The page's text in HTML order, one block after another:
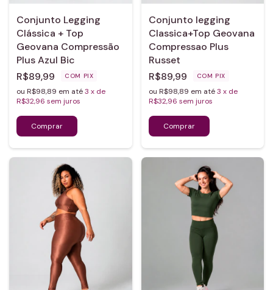
Conjunto Legging
Clássica + Top
Geovana Compressão
Plus Azul Bic
R$89,99
COM PIX
ou R$98,89 em até3 x de
R$32,96 sem juros
Conjunto legging
Classica+Top Geovana
Compressao Plus
Russet
R$89,99
COM PIX
ou R$98,89 em até3 x de
R$32,96 sem juros